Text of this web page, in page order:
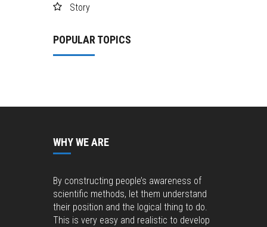
Story
POPULAR TOPICS
WHY WE ARE
By constructing people’s awareness of
scientific methods, let them understand
their position and the logical thing to do.
This is very easy and realistic to develop